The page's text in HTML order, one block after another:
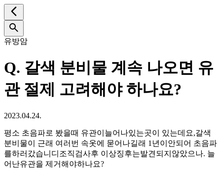
유방암
Q. 갈색 분비물 계속 나오면 유
관 절제 고려해야 하나요?
2023.04.24.
평소 초음파로 봤을때 유관이늘어나있는곳이 있는데요,갈색
분비물이 근래 여러번 속옷에 묻어나길래 1년이안되어 초음파
를하러갔습니디조직검사후 이상징후는발견되지않았으나. 늘
어난유관을 제거해야하나요?